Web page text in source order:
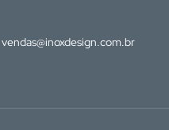
vendas@inoxdesign.com.br